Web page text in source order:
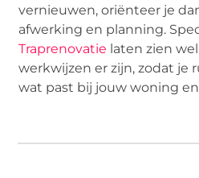
vernieuwen, oriënteer je
afwerking en planning.
Traprenovatie laten zien
werkwijzen er zijn, zodat je
wat past bij jouw woning